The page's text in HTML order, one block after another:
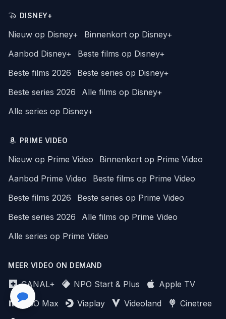
DISNEY+
Nieuw op Disney+
Binnenkort op Disney+
Aanbod Disney+
Beste films op Disney+
Beste films 2026
Beste series op Disney+
Beste series 2026
Alle films op Disney+
Alle series op Disney+
PRIME VIDEO
Nieuw op Prime Video
Binnenkort op Prime Video
Aanbod Prime Video
Beste films op Prime Video
Beste films 2026
Beste series op Prime Video
Beste series 2026
Alle films op Prime Video
Alle series op Prime Video
MEER VIDEO ON DEMAND
CANAL+ NPO Start & Plus
Apple TV
HBO Max
Viaplay Videoland
Cinetree